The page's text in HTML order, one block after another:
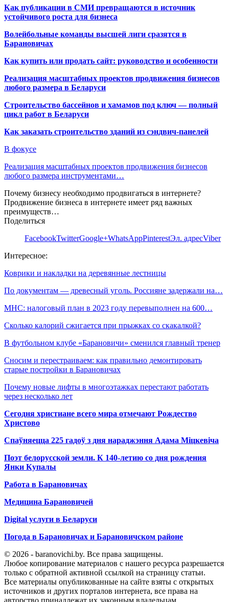
Как публикации в СМИ превращаются в источник
устойчивого роста для бизнеса
Волейбольные команды высшей лиги сразятся в
Барановичах
Как купить или продать сайт: руководство и особенности
Реализация масштабных проектов продвижения бизнесов
любого размера в Беларуси
Строительство бассейнов и хамамов под ключ — полный
цикл работ в Беларуси
Как заказать строительство зданий из сэндвич-панелей
В фокусе
Реализация масштабных проектов продвижения бизнесов
любого размера инструментами…
Почему бизнесу необходимо продвигаться в интернете?
Продвижение бизнеса в интернете имеет ряд важных
преимуществ…
Поделиться
FacebookTwitterGoogle+WhatsAppPinterestЭл. адресViber
Интересное:
Коврики и накладки на деревянные лестницы
По документам — древесный уголь. Россияне задержали на…
МНС: налоговый план в 2023 году перевыполнен на 600…
Сколько калорий сжигается при прыжках со скакалкой?
В футбольном клубе «Барановичи» сменился главный тренер
Сносим и перестраиваем: как правильно демонтировать
старые постройки в Барановичах
Почему новые лифты в многоэтажках перестают работать
через несколько лет
Сегодня христиане всего мира отмечают Рождество
Христово
Спаўняецца 225 гадоў з дня нараджэння Адама Міцкевіча
Поэт белорусской земли. К 140-летию со дня рождения
Янки Купалы
Работа в Барановичах
Медицина Барановичей
Digital услуги в Беларуси
Погода в Барановичах и Барановичском районе
© 2026 - baranovichi.by. Все права защищены.
Любое копирование материалов с нашего ресурса разрешается
только с обратной активной ссылкой на страницу статьи.
Все материалы опубликованные на сайте взяты с открытых
источников и других порталов интернета, все права на
авторство принадлежат их законным владельцам.